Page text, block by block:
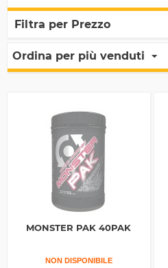
Filtra per Prezzo
Ordina per più venduti
MONSTER PAK 40PAK
NON DISPONIBILE